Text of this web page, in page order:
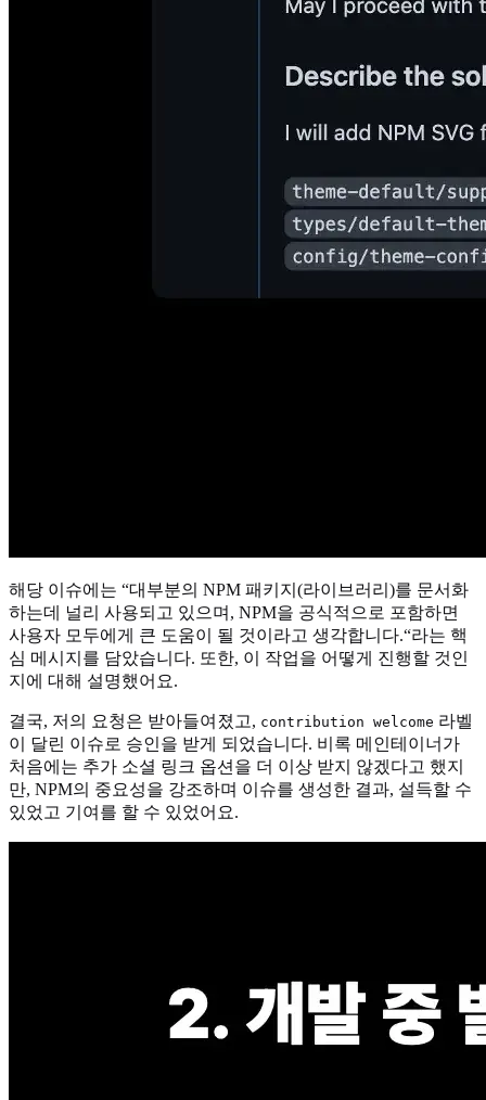
해당 이슈에는 “대부분의 NPM 패키지(라이브러리)를 문서화
하는데 널리 사용되고 있으며, NPM을 공식적으로 포함하면
사용자 모두에게 큰 도움이 될 것이라고 생각합니다.“라는 핵
심 메시지를 담았습니다. 또한, 이 작업을 어떻게 진행할 것인
지에 대해 설명했어요.
결국, 저의 요청은 받아들여졌고, contribution welcome 라벨
이 달린 이슈로 승인을 받게 되었습니다. 비록 메인테이너가
처음에는 추가 소셜 링크 옵션을 더 이상 받지 않겠다고 했지
만, NPM의 중요성을 강조하며 이슈를 생성한 결과, 설득할 수
있었고 기여를 할 수 있었어요.